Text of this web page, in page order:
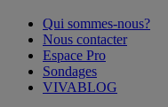
Qui sommes-nous?
Nous contacter
Espace Pro
Sondages
VIVABLOG